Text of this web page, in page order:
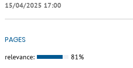
15/04/2025 17:00
PAGES
relevance: 81%